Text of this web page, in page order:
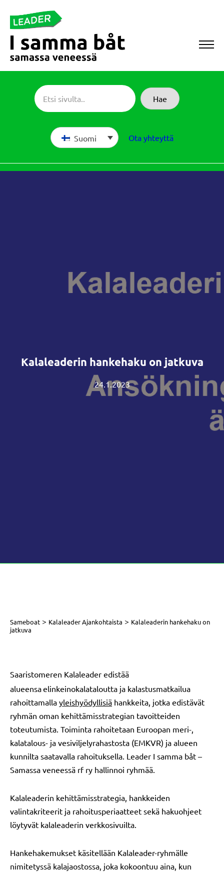
suoraan
sisältöön
Sameboat
Hae
Ota yhteyttä
Suomi
Kalaleaderin hankehaku on jatkuva
24.1.2023
Sameboat > Kalaleader Ajankohtaista > Kalaleaderin hankehaku on
jatkuva
Saaristomeren Kalaleader edistää
alueensaelinkeinokalataloutta ja kalastusmatkailua
rahoittamalla yleishyödyllisiä hankkeita, jotka edistävät
ryhmän oman kehittämisstrategian tavoitteiden
toteutumista. Toiminta rahoitetaan Euroopan meri-,
kalatalous- ja vesiviljelyrahastosta (EMKVR) ja alueen
kunnilta saatavalla rahoituksella. Leader I samma båt –
Samassa veneessä rf ry hallinnoi ryhmää.
Kalaleaderin kehittämisstrategia, hankkeiden
valintakriteerit ja rahoitusperiaatteet sekä hakuohjeet
löytyvät kalaleaderin verkkosivuilta.
Hankehakemukset käsitellään Kalaleader-ryhmälle
nimitetyssä kalajaostossa, joka kokoontuu aina, kun